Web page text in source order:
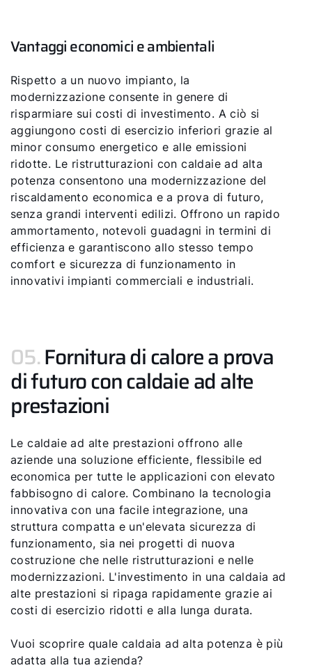
Vantaggi economici e ambientali
Rispetto a un nuovo impianto, la
modernizzazione consente in genere di
risparmiare sui costi di investimento. A ciò si
aggiungono costi di esercizio inferiori grazie al
minor consumo energetico e alle emissioni
ridotte. Le ristrutturazioni con caldaie ad alta
potenza consentono una modernizzazione del
riscaldamento economica e a prova di futuro,
senza grandi interventi edilizi. Offrono un rapido
ammortamento, notevoli guadagni in termini di
efficienza e garantiscono allo stesso tempo
comfort e sicurezza di funzionamento in
innovativi impianti commerciali e industriali.
05.Fornitura di calore a prova
di futuro con caldaie ad alte
prestazioni
Le caldaie ad alte prestazioni offrono alle
aziende una soluzione efficiente, flessibile ed
economica per tutte le applicazioni con elevato
fabbisogno di calore. Combinano la tecnologia
innovativa con una facile integrazione, una
struttura compatta e un'elevata sicurezza di
funzionamento, sia nei progetti di nuova
costruzione che nelle ristrutturazioni e nelle
modernizzazioni. L'investimento in una caldaia ad
alte prestazioni si ripaga rapidamente grazie ai
costi di esercizio ridotti e alla lunga durata.
Vuoi scoprire quale caldaia ad alta potenza è più
adatta alla tua azienda?